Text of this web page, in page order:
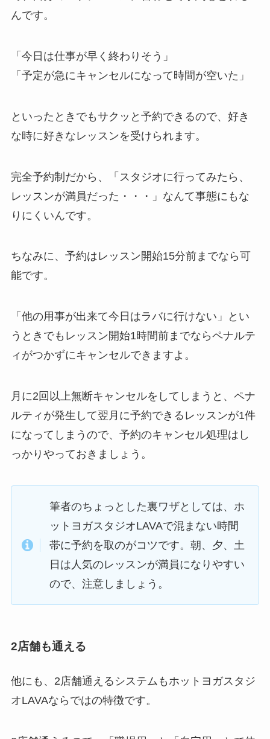
んです。
「今日は仕事が早く終わりそう」
「予定が急にキャンセルになって時間が空いた」
といったときでもサクッと予約できるので、好き
な時に好きなレッスンを受けられます。
完全予約制だから、
「スタジオに行ってみたら、
レッスンが満員だった・・・」 なんて事態にもな
りにくいんです。
ちなみに、予約はレッスン開始15分前までなら可
能です。
「他の用事が出来て今日はラバに行けない」
とい
うときでもレッスン開始1時間前までならペナルテ
ィがつかずにキャンセルできますよ。
月に2回以上無断キャンセルをしてしまうと、ペナ
ルティが発生して翌月に予約できるレッスンが1件
になってしまうので、予約のキャンセル処理はし
っかりやっておきましょう。
筆者のちょっとした裏ワザとしては、ホ
ットヨガスタジオLAVAで混まない時間
帯に予約を取のがコツです。朝、夕、土
日は人気のレッスンが満員になりやすい
ので、注意しましょう。
2店舗も通える
他にも、2店舗通えるシステムもホットヨガスタジ
オLAVAならではの特徴です。